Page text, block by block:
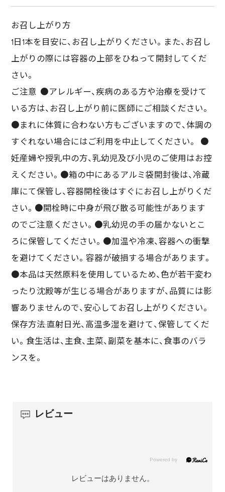
お召し上がり方
1日1本を目安に、お召し上がりください。また、お召し
上がりの際には容器の上部をひねって開封してくだ
さい。
ご注意 ●アレルギー、疾病のある方や治療を受けて
いる方は、お召し上がり前に医師にご相談ください。
●まれに体質に合わない方もございますので、体調の
すぐれない場合にはご利用を中止してください。 ●
妊産婦や授乳中の方、乳幼児及び小児のご使用はお控
えください。●箱の中にあるアルミ袋開封後は、冷蔵
庫にて保管し、容器開栓後はすぐにお召し上がりくだ
さい。●開栓時に中身が飛び散る可能性があります
のでご注意ください。●乳幼児の手の届かないとこ
ろに保管してください。●加温や冷凍、容器への衝撃
を避けてください。容器が破損する場合があります。
●本品は天然原料を使用しているため、色が若干変わ
ったり沈殿等が生じる場合がありますが、品質には影
響ありませんので、安心してお召し上がりください。
保存方法:直射日光、高温多湿を避けて、保管してくだ
い。食生活は、主食、主菜、副菜を基本に、食事のバラ
ンスを。
レビュー
レビューはありません。